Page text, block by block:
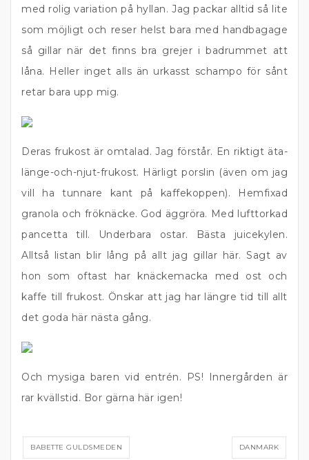
med rolig variation på hyllan. Jag packar alltid så lite
som möjligt och reser helst bara med handbagage
så gillar när det finns bra grejer i badrummet att
låna. Heller inget alls än urkasst schampo för sånt
retar bara upp mig.
Deras frukost är omtalad. Jag förstår. En riktigt äta-
länge-och-njut-frukost. Härligt porslin (även om jag
vill ha tunnare kant på kaffekoppen). Hemfixad
granola och fröknäcke. God äggröra. Med lufttorkad
pancetta till. Underbara ostar. Bästa juicekylen.
Alltså listan blir lång på allt jag gillar här. Sagt av
hon som oftast har knäckemacka med ost och
kaffe till frukost. Önskar att jag har längre tid till allt
det goda här nästa gång.
Och mysiga baren vid entrén. PS! Innergården är
rar kvällstid. Bor gärna här igen!
BABETTE GULDSMEDEN DANMARK